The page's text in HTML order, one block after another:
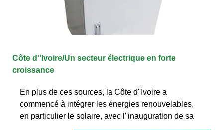
Côte d''Ivoire/Un secteur électrique en forte
croissance
En plus de ces sources, la Côte d''Ivoire a
commencé à intégrer les énergies renouvelables,
en particulier le solaire, avec l''inauguration de sa